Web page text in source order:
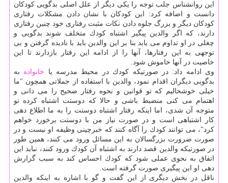
این روانشناس جلب توجه را یكی دیگر از علل اصلی بدگویی كودكان
دانست و اضافه كرد: این كودكان با نشان دادن مشكلات رفتاری
كودكان دیگر و بزرگ جلوه دادن نكات مثبت رفتاری خود چنین رفتاری
دارند، كه اگر والدین پیگیر اشتباه كودك متخلف شوند بدگویی و
چغلی در او تداوم می یابد بنا بر این والدین باید با نادیده گرفتن و بی
توجهی به این رفتارها، آنها را از ادامه این رفتار بازدارند تا این
خاصیت در آنها خاموش شود.
وی ادامه داد: در صورتیكه كودك در محیط مدرسه یا خانواده به
بدگویی دیگران اقدام نمود، والدین با استفاده از جملاتی همچون "ما
خیلی خوشحالیم كه تو قوانین و نحوه رفتار صحیح را می دانی و
اهتمام می كنی منضبط باشی و حالا كه دوستت اشتباه كرده تو
متوجه آن شدی، اما اینكه رفتار اشتباه دوستت را به ما اطلاع دهی
كار اشتباهی است و در صورت نیاز من با دوستت برخورد خواهم
كرد"، می توانند كودك را آگاه كنند كه خبرچینی وظیفه او نیست و در
صورت ضرورت بزرگسالان به این مسائل ورود می كنند، همین طور
در صورتیكه والدین قصد دارند به اشتباه آن كودك ورود كنند، نباید این
اتفاق به نحوی عملی شود كه كودك احساس كند به سبب گزارش
دهی او این پیگیری صورت گرفته است.
ناقل در بخش دیگری از این گفت و گو با اشاره به اینكه والدین